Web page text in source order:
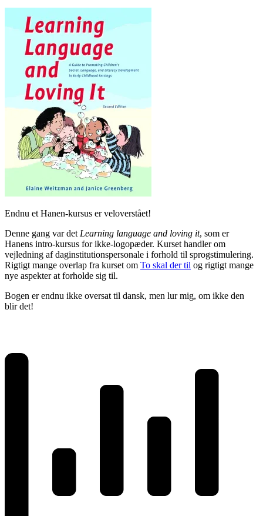
Endnu et Hanen-kursus er veloverstået!
Denne gang var detLearning language and loving it, som er
Hanens intro-kursus for ikke-logopæder. Kurset handler om
vejledning af daginstitutionspersonale i forhold til sprogstimulering.
Rigtigt mange overlap fra kurset om To skal der til og rigtigt mange
nye aspekter at forholde sig til.
Bogen er endnu ikke oversat til dansk, men lur mig, om ikke den
blir det!